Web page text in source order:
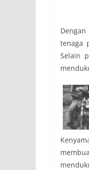
tenaga
Selain